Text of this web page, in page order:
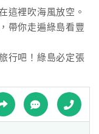
這裡吹海風放空。
帶你走遍綠島看豐
行吧！綠島必定張